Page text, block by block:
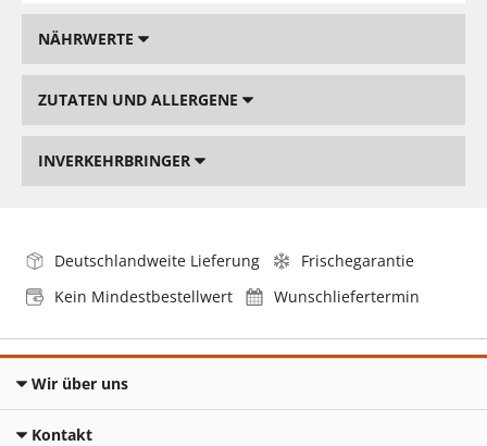
NÄHRWERTE
ZUTATEN UND ALLERGENE
INVERKEHRBRINGER
Deutschlandweite Lieferung
Frischegarantie
Kein Mindestbestellwert
Wunschliefertermin
Wir über uns
Kontakt